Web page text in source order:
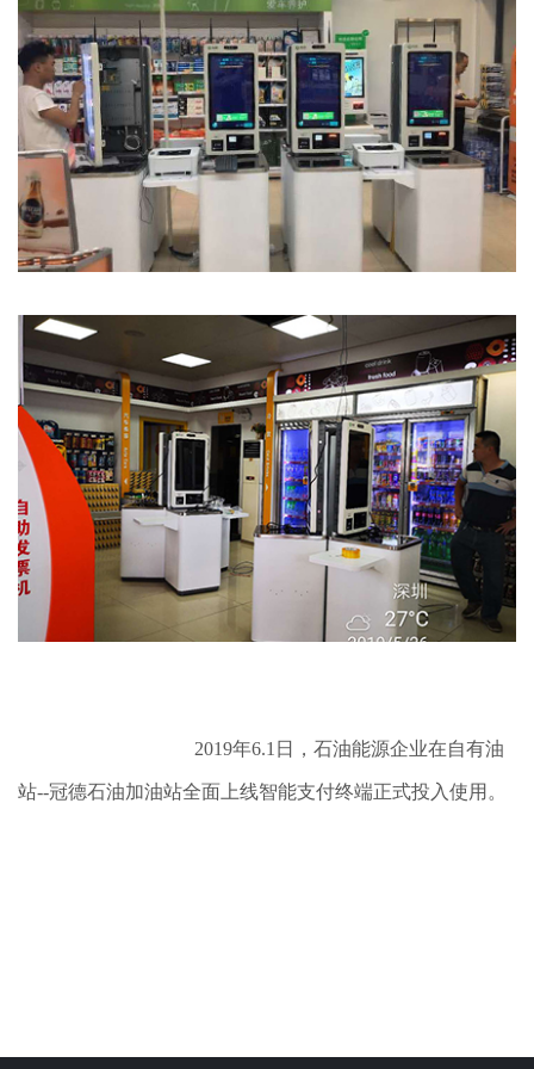
2019年6.1日，石油能源企业在自有油
站--冠德石油加油站全面上线智能支付终端正式投入使用。